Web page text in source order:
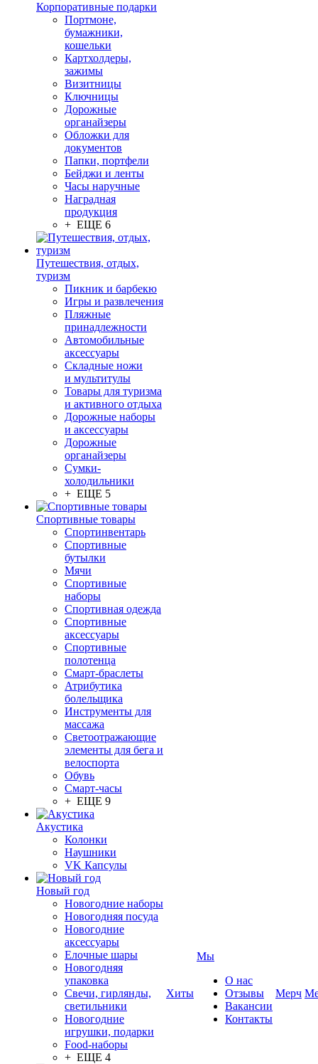
Корпоративные подарки
Портмоне,
бумажники,
кошельки
Картхолдеры,
зажимы
Визитницы
Ключницы
Дорожные
органайзеры
Обложки для
документов
Папки, портфели
Бейджи и ленты
Часы наручные
Наградная
продукция
+ ЕЩЕ 6
Путешествия, отдых,
туризм
Пикник и барбекю
Игры и развлечения
Пляжные
принадлежности
Автомобильные
аксессуары
Складные ножи
и мультитулы
Товары для туризма
и активного отдыха
Дорожные наборы
и аксессуары
Дорожные
органайзеры
Сумки-
холодильники
+ ЕЩЕ 5
Спортивные товары
Спортинвентарь
Спортивные
бутылки
Мячи
Спортивные
наборы
Спортивная одежда
Спортивные
аксессуары
Спортивные
полотенца
Смарт-браслеты
Атрибутика
болельщика
Инструменты для
массажа
Светоотражающие
элементы для бега и
велоспорта
Обувь
Смарт-часы
+ ЕЩЕ 9
Акустика
Колонки
Наушники
VK Капсулы
Новый год
Новогодние наборы
Новогодняя посуда
Новогодние
аксессуары
Елочные шары
Новогодняя
упаковка
Свечи, гирлянды,
светильники
Новогодние
игрушки, подарки
Food-наборы
+ ЕЩЕ 4
Хиты
Мы
О нас
Отзывы
Вакансии
Контакты
Мерч